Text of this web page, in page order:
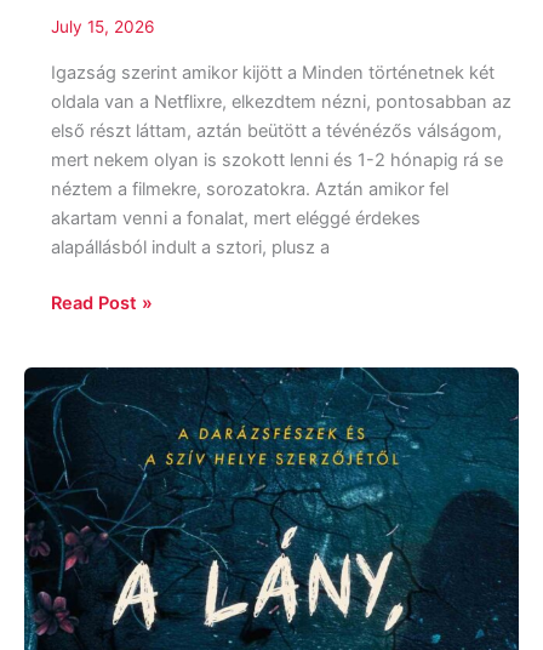
July 15, 2026
Igazság szerint amikor kijött a Minden történetnek két
oldala van a Netflixre, elkezdtem nézni, pontosabban az
első részt láttam, aztán beütött a tévénézős válságom,
mert nekem olyan is szokott lenni és 1-2 hónapig rá se
néztem a filmekre, sorozatokra. Aztán amikor fel
akartam venni a fonalat, mert eléggé érdekes
alapállásból indult a sztori, plusz a
Read Post »
Sarah
Crossan:
A
lány,
akinek
nyoma
veszett